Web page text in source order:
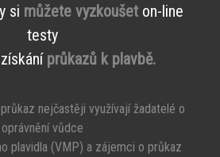
si můžete vyzkoušeton-line
testy
průkazů k plavbě.
nejčastěji využívají žadatelé o
oprávnění vůdce
plavidla (VMP) a zájemci o průkaz